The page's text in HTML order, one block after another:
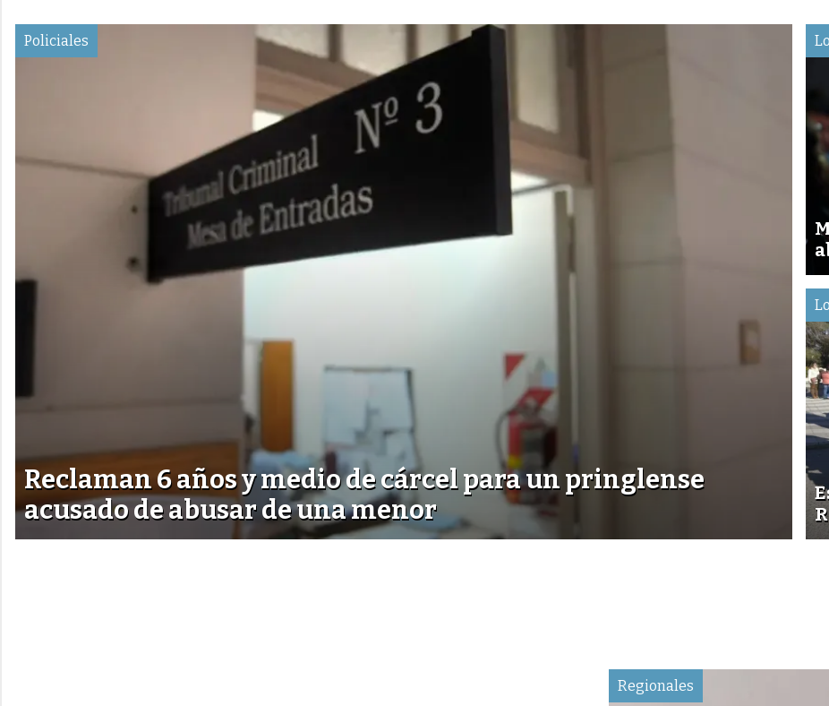
Policiales
Reclaman 6 años y medio de cárcel para un pringlense
acusado de abusar de una menor
Regionales